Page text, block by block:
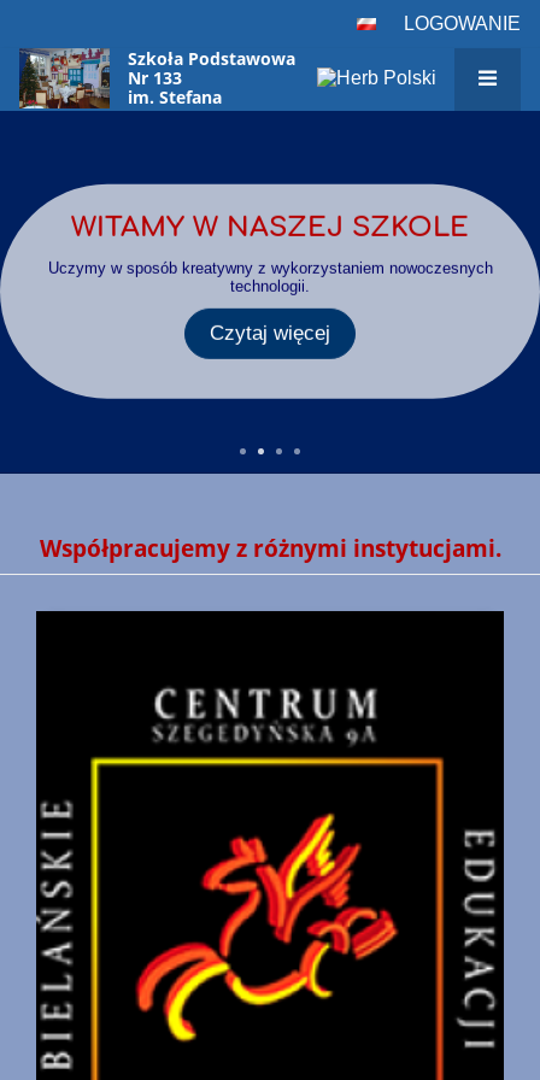
LOGOWANIE
Szkoła Podstawowa
Nr 133
im. Stefana
Czarnieckiego
WITAMY W NASZEJ SZKOLE
Uczymy w sposób kreatywny z wykorzystaniem nowoczesnych
technologii.
Czytaj więcej
Współpracujemy z różnymi instytucjami.